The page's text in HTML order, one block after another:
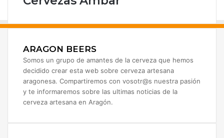
ARAGON BEERS
Somos un grupo de amantes de la cerveza que hemos
decidido crear esta web sobre cerveza artesana
aragonesa. Compartiremos con vosotr@s nuestra pasión
y te informaremos sobre las ultimas noticias de la
cerveza artesana en Aragón.